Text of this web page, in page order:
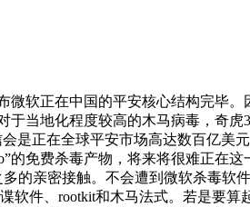
软正在中国的平安核心结构完毕。
当地化程度较高的木马病毒，奇
是正在全球平安市场高达数百亿美
的免费杀毒产物，将来将很难正在
的亲密接触。不会遭到微软杀毒软
软件、rootkit和木马法式。若是要